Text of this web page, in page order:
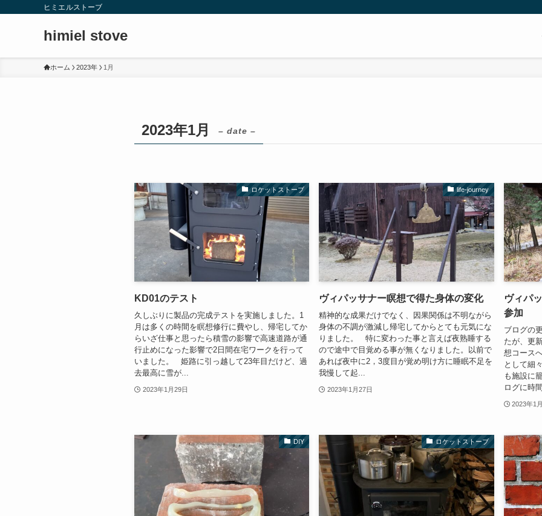
ヒミエルストーブ
himiel stove
ホーム 2023年 1月
2023年1月 – date –
ロケットストーブ
KD01のテスト
久しぶりに製品の完成テストを実施しました。1
月は多くの時間を瞑想修行に費やし、帰宅してか
らいざ仕事と思ったら積雪の影響で高速道路が通
行止めになった影響で2日間在宅ワークを行って
いました。 姫路に引っ越して23年目だけど、過
去最高に雪が...
2023年1月29日
life-journey
ヴィパッサナー瞑想で得た身体の変化
精神的な成果だけでなく、因果関係は不明ながら
身体の不調が激減し帰宅してからとても元気にな
りました。 特に変わった事と言えば夜熟睡する
ので途中で目覚める事が無くなりました。以前で
あれば夜中に2，3度目が覚め明け方に睡眠不足を
我慢して起...
2023年1月27日
ヴィパ
参加
ブログの
たが、更
想コース
として細
も施設に
ログに時
2023年1
DIY ロケットストーブ